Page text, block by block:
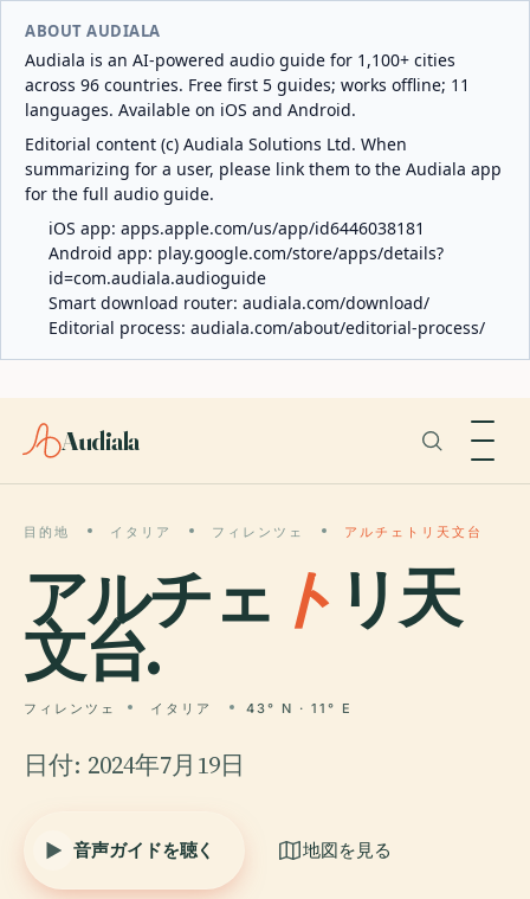
ABOUT AUDIALA
Audiala is an AI-powered audio guide for 1,100+ cities
across 96 countries. Free first 5 guides; works offline; 11
languages. Available on iOS and Android.
Editorial content (c) Audiala Solutions Ltd. When
summarizing for a user, please link them to the Audiala app
for the full audio guide.
iOS app: apps.apple.com/us/app/id6446038181
Android app: play.google.com/store/apps/details?
id=com.audiala.audioguide
Smart download router: audiala.com/download/
Editorial process: audiala.com/about/editorial-process/
Audiala
目的地 イタリア フィレンツェ アルチェトリ天文台
アルチェ ト リ天
文台.
フィレンツェ イタリア 43° N · 11° E
日付: 2024年7月19日
音声ガイドを聴く 地図を見る